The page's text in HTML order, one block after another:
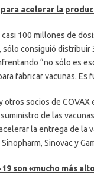
acelerar la
100 millones de
consiguió distribuir
“no sólo es
fabricar vacunas. Es
y otros socios de
de las
la entrega de la
Sinovac y
son «mucho más